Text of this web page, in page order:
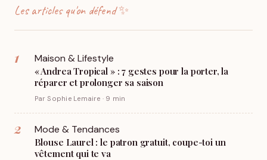
Les articles qu'on défend ✨
1 Maison & Lifestyle
« Andrea Tropical » : 7 gestes pour la porter, la
réparer et prolonger sa saison
Par Sophie Lemaire · 9 min
2 Mode & Tendances
Blouse Laurel : le patron gratuit, coupe-toi un
vêtement qui te va